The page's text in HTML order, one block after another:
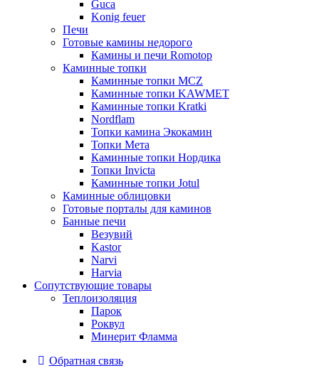
Guca
Konig feuer
Печи
Готовые камины недорого
Камины и печи Romotop
Каминные топки
Каминные топки MCZ
Каминные топки KAWMET
Каминные топки Kratki
Nordflam
Топки камина Экокамин
Топки Мета
Каминные топки Нордика
Топки Invicta
Каминные топки Jotul
Каминные облицовки
Готовые порталы для каминов
Банные печи
Везувий
Kastor
Narvi
Harvia
Сопутствующие товары
Теплоизоляция
Парок
Роквул
Минерит Фламма
Обратная связь